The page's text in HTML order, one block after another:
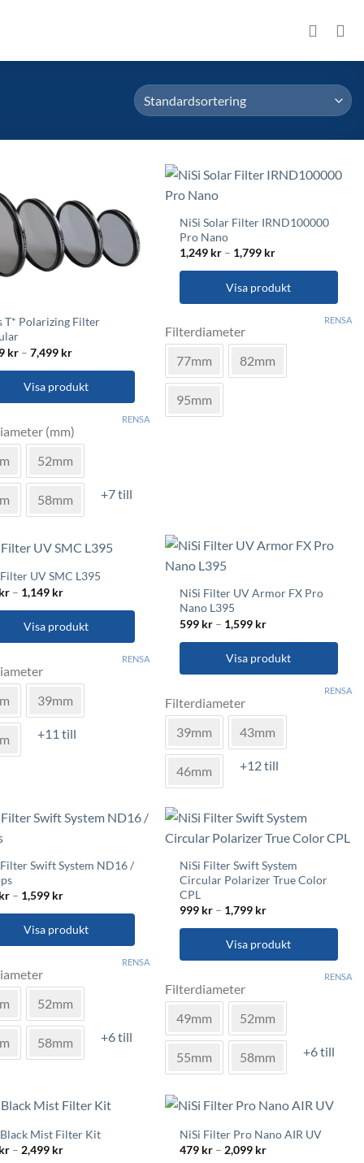
T* Polarizing Filter
kr – 7,499 krPrisintervall:
till
7,499 kr
Visa produkt
(mm)
52mm
58mm +7 till
RENSA
NiSi Solar Filter IRND100000
Pro Nano
1,249 kr – 1,799 krPrisintervall:
till
1,799 kr
Visa produkt
här
har
flera
varianter.
Filterdiameter
77mm
82mm
95mm
RENSA
UV SMC L395
kr – 1,149 krPrisintervall:
till
1,149 kr
Visa produkt
39mm
+11 till
RENSA
NiSi Filter UV Armor FX Pro
Nano L395
599 kr – 1,599 krPrisintervall:
till
1,599 kr
Visa produkt
här
har
flera
varianter.
olika
alternativen
väljas
på
produktsidan
Filterdiameter
39mm
43mm
46mm +12 till
RENSA
Swift System ND16 /
kr – 1,599 krPrisintervall:
till
1,599 kr
Visa produkt
52mm
58mm +6 till
RENSA
NiSi Filter Swift System
Circular Polarizer True Color
CPL
999 kr – 1,799 krPrisintervall:
till
1,799 kr
Visa produkt
här
har
flera
varianter.
olika
kan
väljas
Filterdiameter
49mm
52mm
55mm 58mm +6 till
RENSA
Mist Filter Kit
kr – 2,499 krPrisintervall:
NiSi Filter Pro Nano AIR UV
479 kr – 2,099 krPrisintervall: